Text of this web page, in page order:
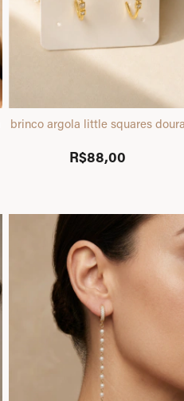
brinco argola little squares
R$88,00